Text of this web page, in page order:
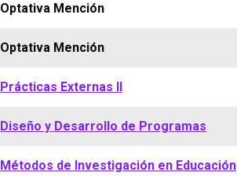
Optativa Mención
Optativa Mención
Prácticas Externas II
Diseño y Desarrollo de Programas
Métodos de Investigación en Educación